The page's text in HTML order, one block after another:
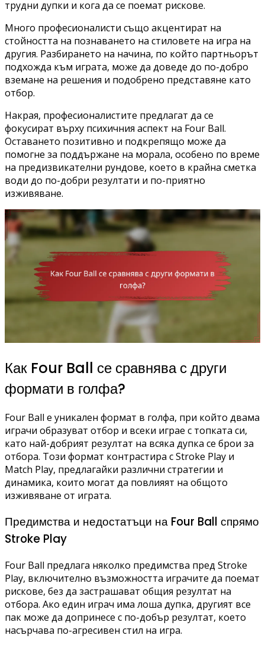
трудни дупки и кога да се поемат рискове.
Много професионалисти също акцентират на
стойността на познаването на стиловете на игра на
другия. Разбирането на начина, по който партньорът
подхожда към играта, може да доведе до по-добро
вземане на решения и подобрено представяне като
отбор.
Накрая, професионалистите предлагат да се
фокусират върху психичния аспект на Four Ball.
Оставането позитивно и подкрепящо може да
помогне за поддържане на морала, особено по време
на предизвикателни рундове, което в крайна сметка
води до по-добри резултати и по-приятно
изживяване.
Как Four Ball се сравнява с други
формати в голфа?
Four Ball е уникален формат в голфа, при който двама
играчи образуват отбор и всеки играе с топката си,
като най-добрият резултат на всяка дупка се брои за
отбора. Този формат контрастира с Stroke Play и
Match Play, предлагайки различни стратегии и
динамика, които могат да повлияят на общото
изживяване от играта.
Предимства и недостатъци на Four Ball спрямо
Stroke Play
Four Ball предлага няколко предимства пред Stroke
Play, включително възможността играчите да поемат
рискове, без да застрашават общия резултат на
отбора. Ако един играч има лоша дупка, другият все
пак може да допринесе с по-добър резултат, което
насърчава по-агресивен стил на игра.